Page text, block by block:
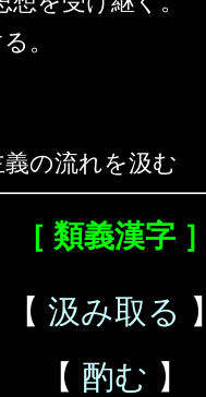
。
義の流れを汲む
［ 類義漢字 ］
【 汲み取る 】
【 酌む 】